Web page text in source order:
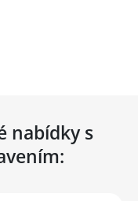
nabídky s